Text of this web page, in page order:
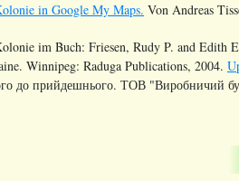
in Google My Maps. Von Andreas
im Buch: Friesen, Rudy P. and Edith
Winnipeg: Raduga Publications, 2004.
до прийдешнього. ТОВ "Виробничий